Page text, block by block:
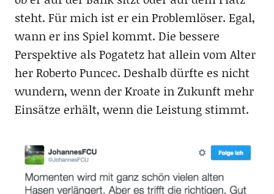
steht. Für mich ist er ein Problemlöser. Egal,
wann er ins Spiel kommt. Die bessere
Perspektive als Pogatetz hat allein vom Alter
her Roberto Puncec. Deshalb dürfte es nicht
wundern, wenn der Kroate in Zukunft mehr
Einsätze erhält, wenn die Leistung stimmt.